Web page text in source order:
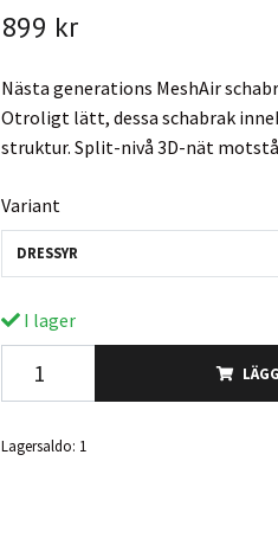
899 kr
Nästa generations MeshAir
Otroligt lätt, dessa schabrak
struktur. Split-nivå 3D-nät
Variant
DRESSYR
I lager
Lagersaldo: 1